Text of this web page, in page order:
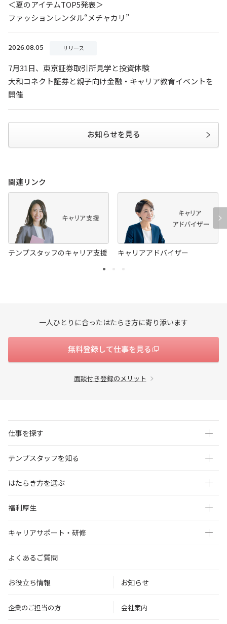
お知らせを見る
関連リンク
テンプスタッフのキャリア支援 キャリアアドバイザー
一人ひとりに合ったはたらき方に寄り添います
無料登録して仕事を見る
面談付き登録のメリット
仕事を探す
テンプスタッフを知る
はたらき方を選ぶ
福利厚生
キャリアサポート・研修
よくあるご質問
お役立ち情報 お知らせ
企業のご担当の方 会社案内